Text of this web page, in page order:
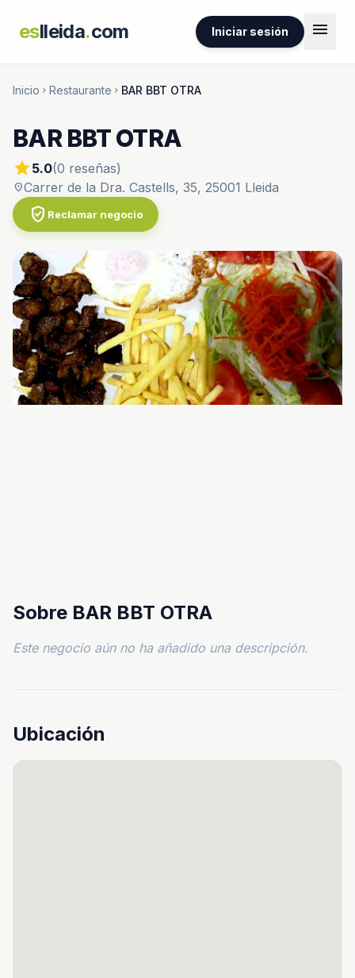
eslleida.com Iniciar sesión menu
Inicio chevron_right Restaurante chevron_right BAR BBT OTRA
BAR BBT OTRA
star5.0(0 reseñas)
location_onCarrer de la Dra. Castells, 35, 25001 Lleida
verified_user Reclamar negocio
Sobre BAR BBT OTRA
Este negocio aún no ha añadido una descripción.
Ubicación